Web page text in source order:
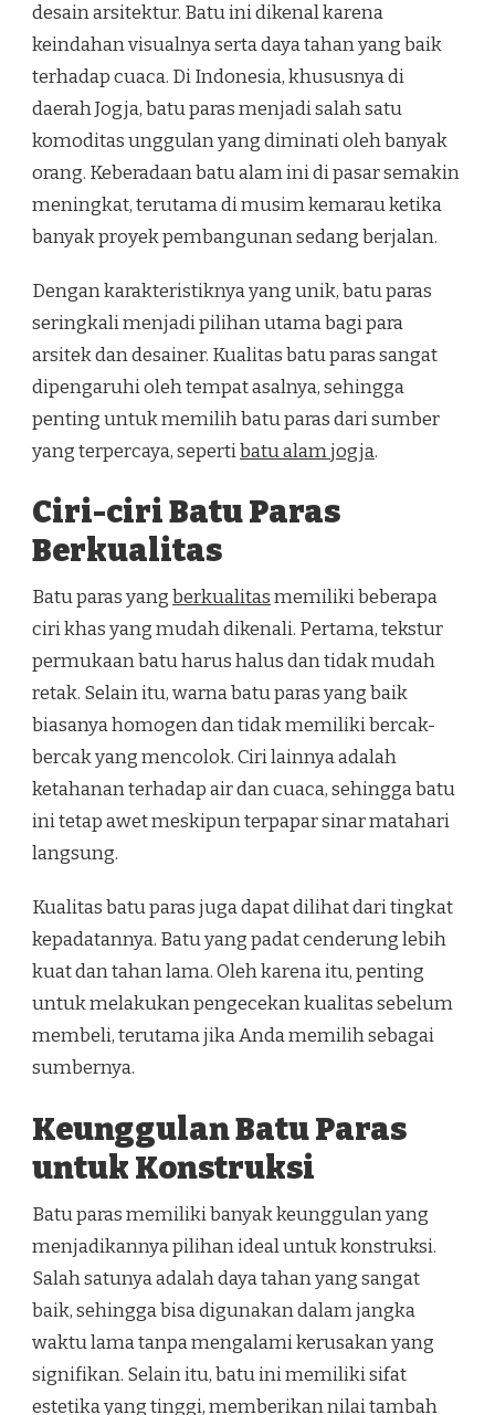
desain arsitektur. Batu ini dikenal karena
keindahan visualnya serta daya tahan yang baik
terhadap cuaca. Di Indonesia, khususnya di
daerah Jogja, batu paras menjadi salah satu
komoditas unggulan yang diminati oleh banyak
orang. Keberadaan batu alam ini di pasar semakin
meningkat, terutama di musim kemarau ketika
banyak proyek pembangunan sedang berjalan.
Dengan karakteristiknya yang unik, batu paras
seringkali menjadi pilihan utama bagi para
arsitek dan desainer. Kualitas batu paras sangat
dipengaruhi oleh tempat asalnya, sehingga
penting untuk memilih batu paras dari sumber
yang terpercaya, sepertibatu alam jogja.
Ciri-ciri Batu Paras
Berkualitas
Batu paras yangberkualitasmemiliki beberapa
ciri khas yang mudah dikenali. Pertama, tekstur
permukaan batu harus halus dan tidak mudah
retak. Selain itu, warna batu paras yang baik
biasanya homogen dan tidak memiliki bercak-
bercak yang mencolok. Ciri lainnya adalah
ketahanan terhadap air dan cuaca, sehingga batu
ini tetap awet meskipun terpapar sinar matahari
langsung.
Kualitas batu paras juga dapat dilihat dari tingkat
kepadatannya. Batu yang padat cenderung lebih
kuat dan tahan lama. Oleh karena itu, penting
untuk melakukan pengecekan kualitas sebelum
membeli, terutama jika Anda memilih sebagai
sumbernya.
Keunggulan Batu Paras
untuk Konstruksi
Batu paras memiliki banyak keunggulan yang
menjadikannya pilihan ideal untuk konstruksi.
Salah satunya adalah daya tahan yang sangat
baik, sehingga bisa digunakan dalam jangka
waktu lama tanpa mengalami kerusakan yang
signifikan. Selain itu, batu ini memiliki sifat
estetika yang tinggi, memberikan nilai tambah